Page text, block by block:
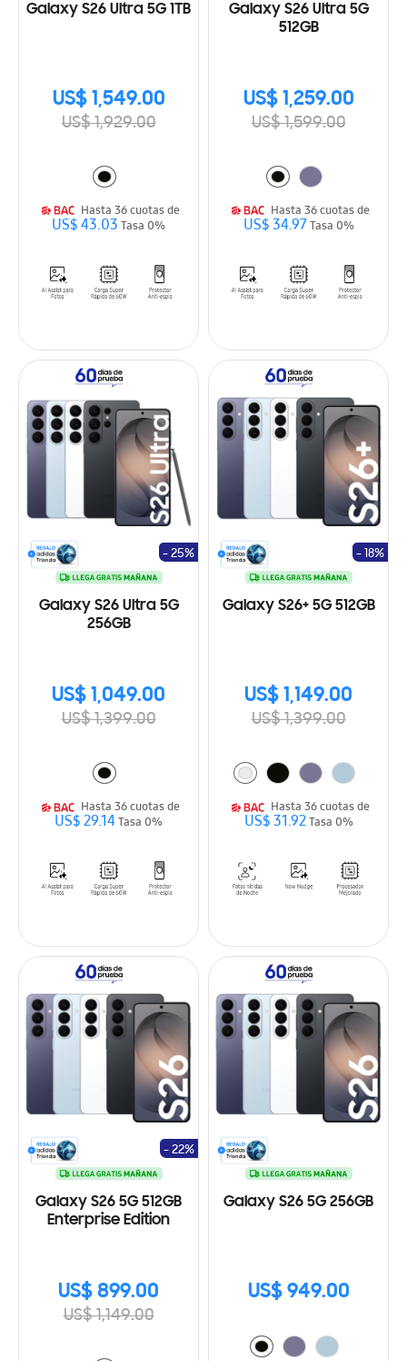
Galaxy S26 Ultra 5G 1TB
US$ 1,549.00
US$ 1,929.00
Hasta 36 cuotas de
US$ 43.03Tasa 0%
Galaxy S26 Ultra 5G
512GB
US$ 1,259.00
US$ 1,599.00
Hasta 36 cuotas de
US$ 34.97Tasa 0%
Galaxy S26 Ultra 5G
256GB
US$ 1,049.00
US$ 1,399.00
- 25%
Hasta 36 cuotas de
US$ 29.14Tasa 0%
Galaxy S26+ 5G 512GB
US$ 1,149.00
US$ 1,399.00
- 18%
Hasta 36 cuotas de
US$ 31.92Tasa 0%
Galaxy S26 5G 512GB
Enterprise Edition
US$ 899.00
US$ 1,149.00
- 22%
Galaxy S26 5G 256GB
US$ 949.00